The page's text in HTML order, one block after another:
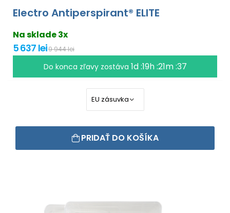
Electro Antiperspirant® ELITE
Na sklade 3x
5 637 lei9 944 lei
Do konca zľavy zostáva 1d :19h :21m :35
PRIDAŤ DO KOŠÍKA